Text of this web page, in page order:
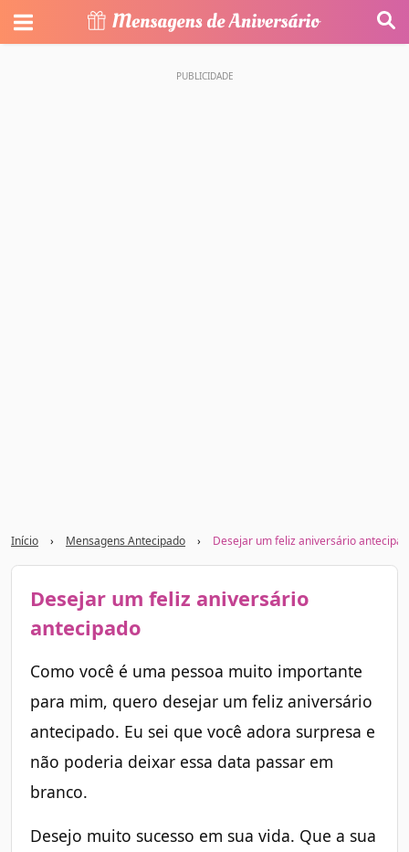
Início › Mensagens Antecipado › Desejar um feliz aniversário
Desejar um feliz aniversário
antecipado
Como você é uma pessoa muito importante
para mim, quero desejar um feliz aniversário
antecipado. Eu sei que você adora surpresa e
não poderia deixar essa data passar em
branco.
Desejo muito sucesso em sua vida. Que a sua